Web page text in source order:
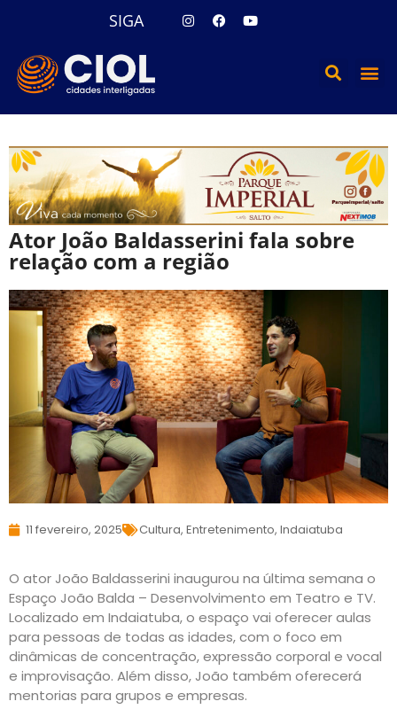
SIGA
Ator João Baldasserini fala sobre
relação com a região
11 fevereiro, 2025 Cultura, Entretenimento, Indaiatuba
O ator João Baldasserini inaugurou na última semana o
Espaço João Balda – Desenvolvimento em Teatro e TV.
Localizado em Indaiatuba, o espaço vai oferecer aulas
para pessoas de todas as idades, com o foco em
dinâmicas de concentração, expressão corporal e vocal
e improvisação. Além disso, João também oferecerá
mentorias para grupos e empresas.